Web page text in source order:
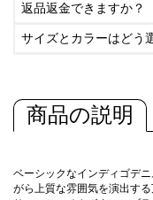
返品返金できますか？
サイズとカラーはどう
商品の説明
ベーシックなインディゴデ
がら上質な雰囲気を演出す